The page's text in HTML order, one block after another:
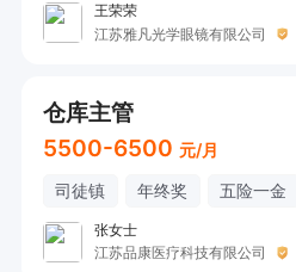
王荣荣
江苏雅凡光学眼镜有限公司
仓库主管
5500-6500 元/月
司徒镇 年终奖 五险一金
张女士
江苏品康医疗科技有限公司